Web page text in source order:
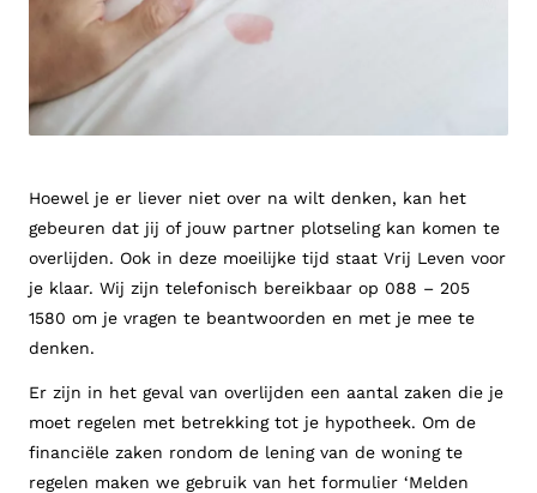
Hoewel je er liever niet over na wilt denken, kan het
gebeuren dat jij of jouw partner plotseling kan komen te
overlijden. Ook in deze moeilijke tijd staat Vrij Leven voor
je klaar. Wij zijn telefonisch bereikbaar op 088 – 205
1580 om je vragen te beantwoorden en met je mee te
denken.
Er zijn in het geval van overlijden een aantal zaken die je
moet regelen met betrekking tot je hypotheek. Om de
financiële zaken rondom de lening van de woning te
regelen maken we gebruik van het formulier ‘Melden